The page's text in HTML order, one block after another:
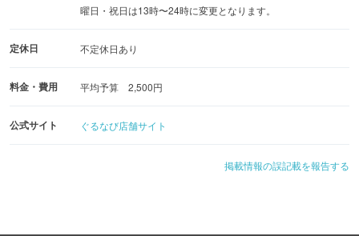
曜日・祝日は13時〜24時に変更となります。
定休日 不定休日あり
料金・費用 平均予算 2,500円
公式サイト ぐるなび店舗サイト
掲載情報の誤記載を報告する